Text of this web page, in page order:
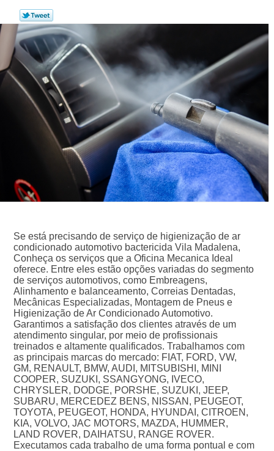
Se está precisando de serviço de higienização de ar
condicionado automotivo bactericida Vila Madalena,
Conheça os serviços que a Oficina Mecanica Ideal
oferece. Entre eles estão opções variadas do segmento
de serviços automotivos, como Embreagens,
Alinhamento e balanceamento, Correias Dentadas,
Mecânicas Especializadas, Montagem de Pneus e
Higienização de Ar Condicionado Automotivo.
Garantimos a satisfação dos clientes através de um
atendimento singular, por meio de profissionais
treinados e altamente qualificados. Trabalhamos com
as principais marcas do mercado: FIAT, FORD, VW,
GM, RENAULT, BMW, AUDI, MITSUBISHI, MINI
COOPER, SUZUKI, SSANGYONG, IVECO,
CHRYSLER, DODGE, PORSHE, SUZUKI, JEEP,
SUBARU, MERCEDEZ BENS, NISSAN, PEUGEOT,
TOYOTA, PEUGEOT, HONDA, HYUNDAI, CITROEN,
KIA, VOLVO, JAC MOTORS, MAZDA, HUMMER,
LAND ROVER, DAIHATSU, RANGE ROVER.
Executamos cada trabalho de uma forma pontual e com